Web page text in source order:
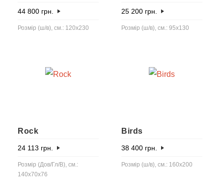
44 800 грн.
Розмір (ш/в), см.: 120х230
25 200 грн.
Розмір (ш/в), см.: 95x130
Rock
24 113 грн.
Розмір (Дов/Гл/В), см.:
140x70x76
Birds
38 400 грн.
Розмір (ш/в), см.: 160x200